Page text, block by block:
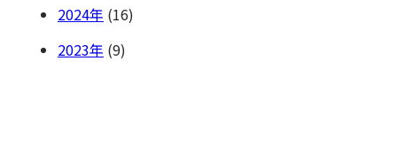
2024
(16)
2023
(9)